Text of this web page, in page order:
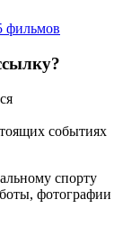
фильмов
событиях
спорту
фотографии